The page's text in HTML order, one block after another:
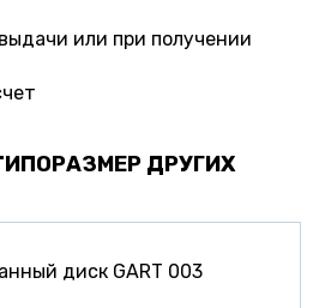
или при получении
ДРУГИХ
диск GART 003